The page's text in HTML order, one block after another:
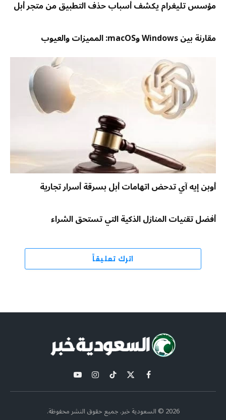
مؤسس تليغرام يكشف أسباب حذف التطبيق من متجر أبل
مقارنة بين Windows وmacOS: المميزات والعيوب
أوبن إيه آي تدحض اتهامات أبل بسرقة أسرار تجارية
أفضل تقنيات المنازل الذكية التي تستحق الشراء
اترك تعليقاً
فيسبوك
X
(Twitter)
تيكتوكالانستغراميوتيوب
2026 © السعودية خبر. جميع حقوق النشر محفوظة.